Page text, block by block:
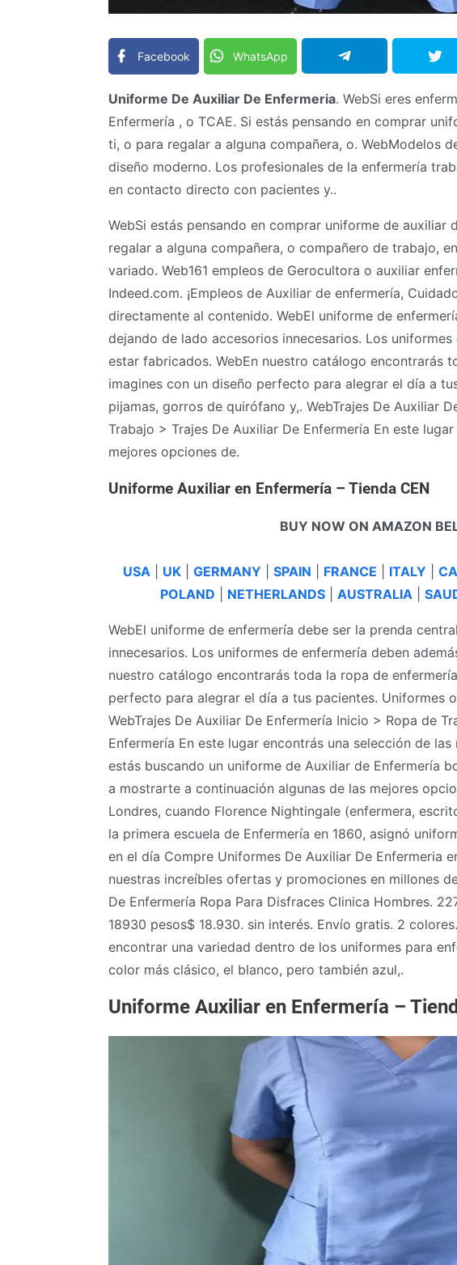
Facebook WhatsApp
Uniforme De Auxiliar De Enfermeria. WebSi eres
Enfermería , o TCAE. Si estás pensando en comprar
ti, o para regalar a alguna compañera, o. WebModelos
diseño moderno. Los profesionales de la enfermería
en contacto directo con pacientes y..
WebSi estás pensando en comprar uniforme de auxiliar
regalar a alguna compañera, o compañero de trabajo,
variado. Web161 empleos de Gerocultora o auxiliar
Indeed.com. ¡Empleos de Auxiliar de enfermería,
directamente al contenido. WebEl uniforme de
dejando de lado accesorios innecesarios. Los
estar fabricados. WebEn nuestro catálogo encontrarás
imagines con un diseño perfecto para alegrar el día a
pijamas, gorros de quirófano y,. WebTrajes De Auxiliar
Trabajo > Trajes De Auxiliar De Enfermería En este
mejores opciones de.
Uniforme Auxiliar en Enfermería – Tienda CEN
BUY NOW ON AMAZON
USA UK| GERMANY SPAIN FRANCE ITALY
POLAND
NETHERLANDS AUSTRALIA
WebEl uniforme de enfermería debe ser la prenda
innecesarios. Los uniformes de enfermería deben
nuestro catálogo encontrarás toda la ropa de
perfecto para alegrar el día a tus pacientes. Uniformes
WebTrajes De Auxiliar De Enfermería Inicio > Ropa de
Enfermería En este lugar encontrás una selección de
estás buscando un uniforme de Auxiliar de Enfermería
a mostrarte a continuación algunas de las mejores
Londres, cuando Florence Nightingale (enfermera,
la primera escuela de Enfermería en 1860, asignó
en el día Compre Uniformes De Auxiliar De Enfermeria
nuestras increíbles ofertas y promociones en millones
De Enfermería Ropa Para Disfraces Clinica Hombres.
18930 pesos$ 18.930. sin interés. Envío gratis. 2
encontrar una variedad dentro de los uniformes para
color más clásico, el blanco, pero también azul,.
Uniforme Auxiliar en Enfermería –